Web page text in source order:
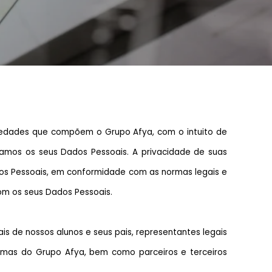
que compõem o Grupo Afya, com o intuito de
os seus Dados Pessoais. A privacidade de suas
Pessoais, em conformidade com as normas legais e
os seus Dados Pessoais.
de nossos alunos e seus pais, representantes legais
do Grupo Afya, bem como parceiros e terceiros